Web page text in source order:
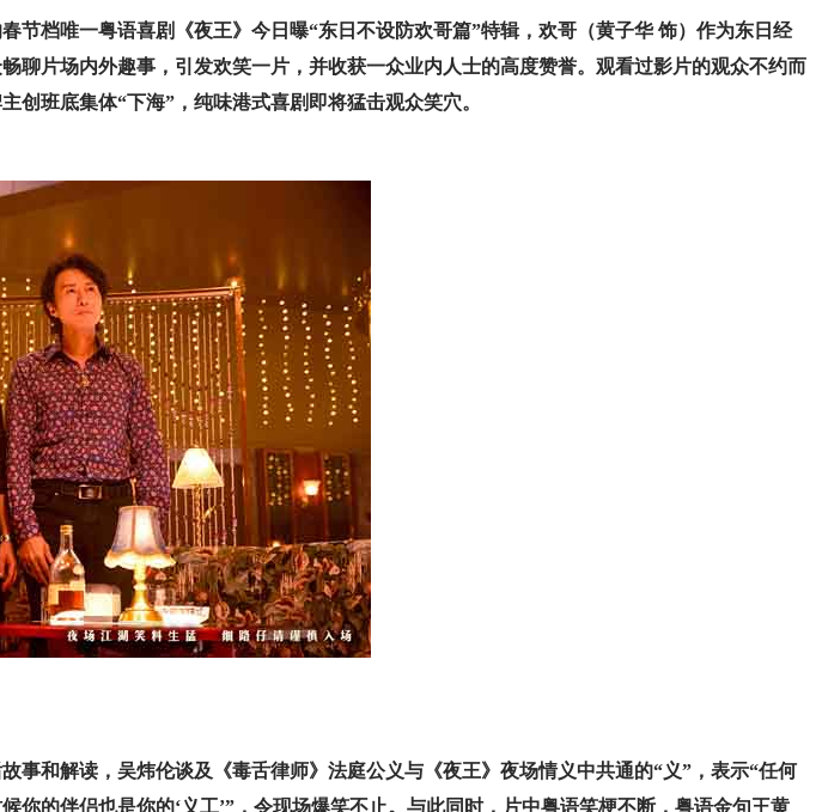
档唯一粤语喜剧《夜王》今日曝“东日不设防欢哥篇”特辑，欢哥（黄子华 饰）作为东日经
聊片场内外趣事，引发欢笑一片，并收获一众业内人士的高度赞誉。观看过影片的观众不约而
创班底集体“下海”，纯味港式喜剧即将猛击观众笑穴。
和解读，吴炜伦谈及《毒舌律师》法庭公义与《夜王》夜场情义中共通的“义”，表示“任何
的伴侣也是你的‘义工’”，令现场爆笑不止。与此同时，片中粤语笑梗不断，粤语金句王黄